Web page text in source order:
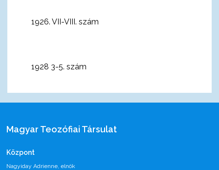
1926. VII-VIII. szám
1928 3-5. szám
Magyar Teozófiai Társulat
Központ
Nagyiday Adrienne, elnök